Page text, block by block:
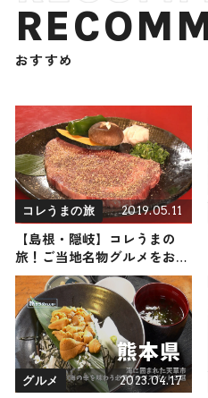
おすすめ
コレうまの旅 2019.05.11
【島根・隠岐】コレうまの
旅！ご当地名物グルメをお届
け
グルメ 2023.04.17